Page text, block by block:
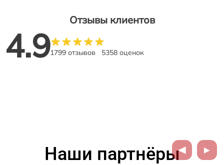
Отзывы клиентов
4.91799 отзывов 5358 оценок
Наши партнёры